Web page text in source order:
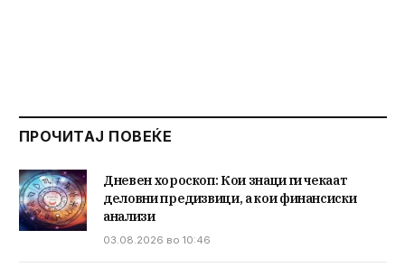
ПРОЧИТАЈ ПОВЕЌЕ
Дневен хороскоп: Кои знаци ги чекаат
деловни предизвици, а кои финансиски
анализи
03.08.2026 во 10:46